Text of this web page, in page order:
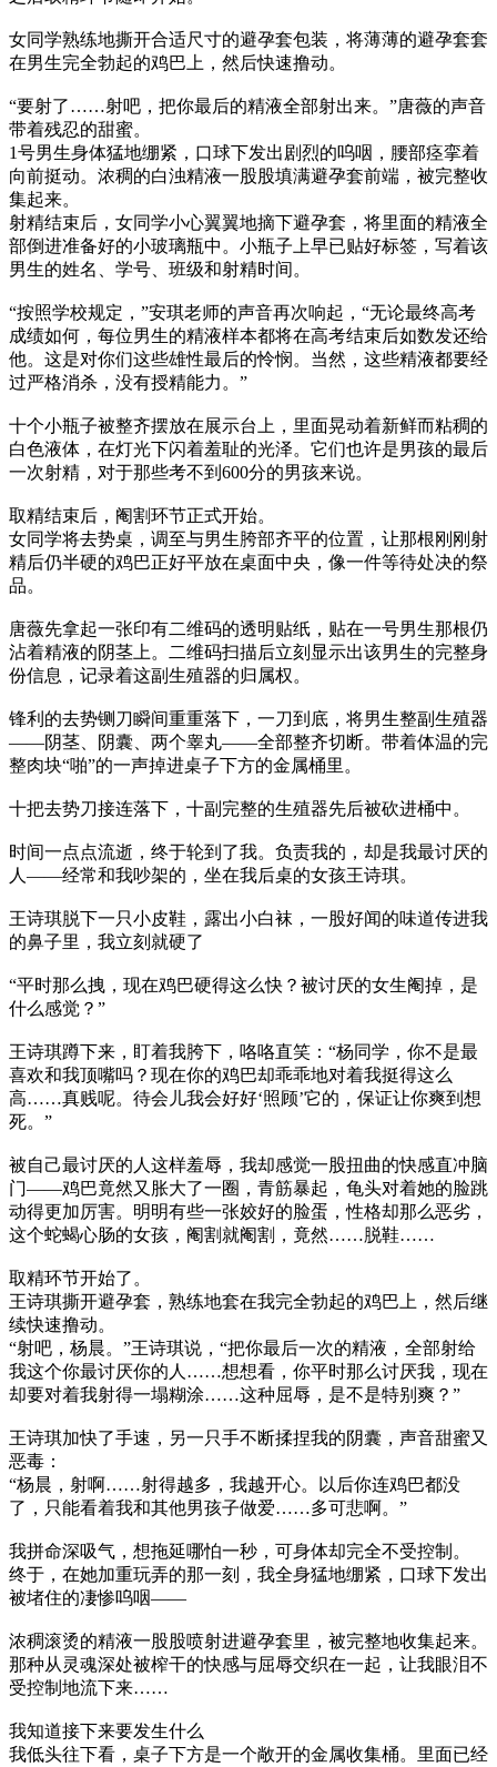
女同学熟练地撕开合适尺寸的避孕套包装，将薄薄的避孕套套
在男生完全勃起的鸡巴上，然后快速撸动。
“要射了……射吧，把你最后的精液全部射出来。”唐薇的声音
带着残忍的甜蜜。
1号男生身体猛地绷紧，口球下发出剧烈的呜咽，腰部痉挛着
向前挺动。浓稠的白浊精液一股股填满避孕套前端，被完整收
集起来。
射精结束后，女同学小心翼翼地摘下避孕套，将里面的精液全
部倒进准备好的小玻璃瓶中。小瓶子上早已贴好标签，写着该
男生的姓名、学号、班级和射精时间。
“按照学校规定，”安琪老师的声音再次响起，“无论最终高考
成绩如何，每位男生的精液样本都将在高考结束后如数发还给
他。这是对你们这些雄性最后的怜悯。当然，这些精液都要经
过严格消杀，没有授精能力。”
十个小瓶子被整齐摆放在展示台上，里面晃动着新鲜而粘稠的
白色液体，在灯光下闪着羞耻的光泽。它们也许是男孩的最后
一次射精，对于那些考不到600分的男孩来说。
取精结束后，阉割环节正式开始。
女同学将去势桌，调至与男生胯部齐平的位置，让那根刚刚射
精后仍半硬的鸡巴正好平放在桌面中央，像一件等待处决的祭
品。
唐薇先拿起一张印有二维码的透明贴纸，贴在一号男生那根仍
沾着精液的阴茎上。二维码扫描后立刻显示出该男生的完整身
份信息，记录着这副生殖器的归属权。
锋利的去势铡刀瞬间重重落下，一刀到底，将男生整副生殖器
——阴茎、阴囊、两个睾丸——全部整齐切断。带着体温的完
整肉块“啪”的一声掉进桌子下方的金属桶里。
十把去势刀接连落下，十副完整的生殖器先后被砍进桶中。
时间一点点流逝，终于轮到了我。负责我的，却是我最讨厌的
人——经常和我吵架的，坐在我后桌的女孩王诗琪。
王诗琪脱下一只小皮鞋，露出小白袜，一股好闻的味道传进我
的鼻子里，我立刻就硬了
“平时那么拽，现在鸡巴硬得这么快？被讨厌的女生阉掉，是
什么感觉？”
王诗琪蹲下来，盯着我胯下，咯咯直笑：“杨同学，你不是最
喜欢和我顶嘴吗？现在你的鸡巴却乖乖地对着我挺得这么
高……真贱呢。待会儿我会好好‘照顾’它的，保证让你爽到想
死。”
被自己最讨厌的人这样羞辱，我却感觉一股扭曲的快感直冲脑
门——鸡巴竟然又胀大了一圈，青筋暴起，龟头对着她的脸跳
动得更加厉害。明明有些一张姣好的脸蛋，性格却那么恶劣，
这个蛇蝎心肠的女孩，阉割就阉割，竟然……脱鞋……
取精环节开始了。
王诗琪撕开避孕套，熟练地套在我完全勃起的鸡巴上，然后继
续快速撸动。
“射吧，杨晨。”王诗琪说，“把你最后一次的精液，全部射给
我这个你最讨厌你的人……想想看，你平时那么讨厌我，现在
却要对着我射得一塌糊涂……这种屈辱，是不是特别爽？”
王诗琪加快了手速，另一只手不断揉捏我的阴囊，声音甜蜜又
恶毒：
“杨晨，射啊……射得越多，我越开心。以后你连鸡巴都没
了，只能看着我和其他男孩子做爱……多可悲啊。”
我拼命深吸气，想拖延哪怕一秒，可身体却完全不受控制。
终于，在她加重玩弄的那一刻，我全身猛地绷紧，口球下发出
被堵住的凄惨呜咽——
浓稠滚烫的精液一股股喷射进避孕套里，被完整地收集起来。
那种从灵魂深处被榨干的快感与屈辱交织在一起，让我眼泪不
受控制地流下来……
我知道接下来要发生什么
我低头往下看，桌子下方是一个敞开的金属收集桶。里面已经